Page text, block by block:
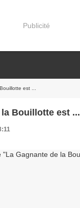
Publicité
est ...
Bouillotte est ...